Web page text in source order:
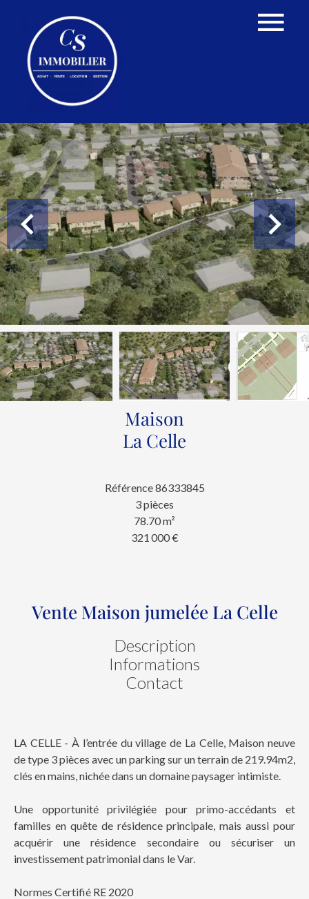
Maison
La Celle
Référence86333845
3 pièces
78.70m²
321 000 €
Vente Maison jumelée La Celle
Description
Informations
Contact
LA CELLE - À l’entrée du village de La Celle, Maison neuve
de type 3 pièces avec un parking sur un terrain de 219.94m2,
clés en mains, nichée dans un domaine paysager intimiste.
Une opportunité privilégiée pour primo-accédants et
familles en quête de résidence principale, mais aussi pour
acquérir une résidence secondaire ou sécuriser un
investissement patrimonial dans le Var.
Normes Certifié RE 2020